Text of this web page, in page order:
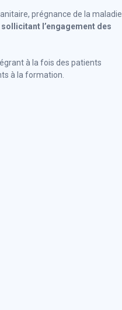
prégnance de la maladie
sollicitant l’engagement des
à la fois des patients
à la formation.